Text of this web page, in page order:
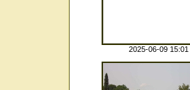
2025-06-09 15:01